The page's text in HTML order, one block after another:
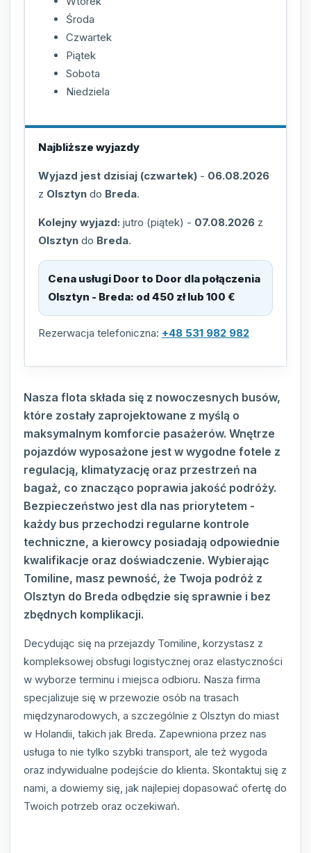
Środa
Czwartek
Piątek
Sobota
Niedziela
Najbliższe wyjazdy
Wyjazd jest dzisiaj (czwartek) - 06.08.2026
z Olsztyn do Breda.
Kolejny wyjazd: jutro (piątek) - 07.08.2026 z
Olsztyn do Breda.
Cena usługi Door to Door dla połączenia
Olsztyn - Breda: od 450 zł lub 100 €
Rezerwacja telefoniczna: +48 531 982 982
Nasza flota składa się z nowoczesnych busów,
które zostały zaprojektowane z myślą o
maksymalnym komforcie pasażerów. Wnętrze
pojazdów wyposażone jest w wygodne fotele z
regulacją, klimatyzację oraz przestrzeń na
bagaż, co znacząco poprawia jakość podróży.
Bezpieczeństwo jest dla nas priorytetem -
każdy bus przechodzi regularne kontrole
techniczne, a kierowcy posiadają odpowiednie
kwalifikacje oraz doświadczenie. Wybierając
Tomiline, masz pewność, że Twoja podróż z
Olsztyn do Breda odbędzie się sprawnie i bez
zbędnych komplikacji.
Decydując się na przejazdy Tomiline, korzystasz z
kompleksowej obsługi logistycznej oraz elastyczności
w wyborze terminu i miejsca odbioru. Nasza firma
specjalizuje się w przewozie osób na trasach
międzynarodowych, a szczególnie z Olsztyn do miast
w Holandii, takich jak Breda. Zapewniona przez nas
usługa to nie tylko szybki transport, ale też wygoda
oraz indywidualne podejście do klienta. Skontaktuj się z
nami, a dowiemy się, jak najlepiej dopasować ofertę do
Twoich potrzeb oraz oczekiwań.